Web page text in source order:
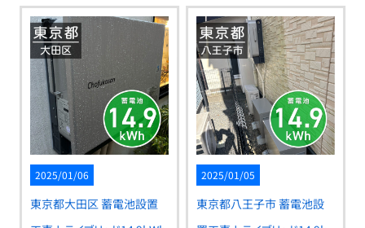
2025/01/06
東京都大田区 蓄電池設置
2025/01/05
東京都八王子市 蓄電池設